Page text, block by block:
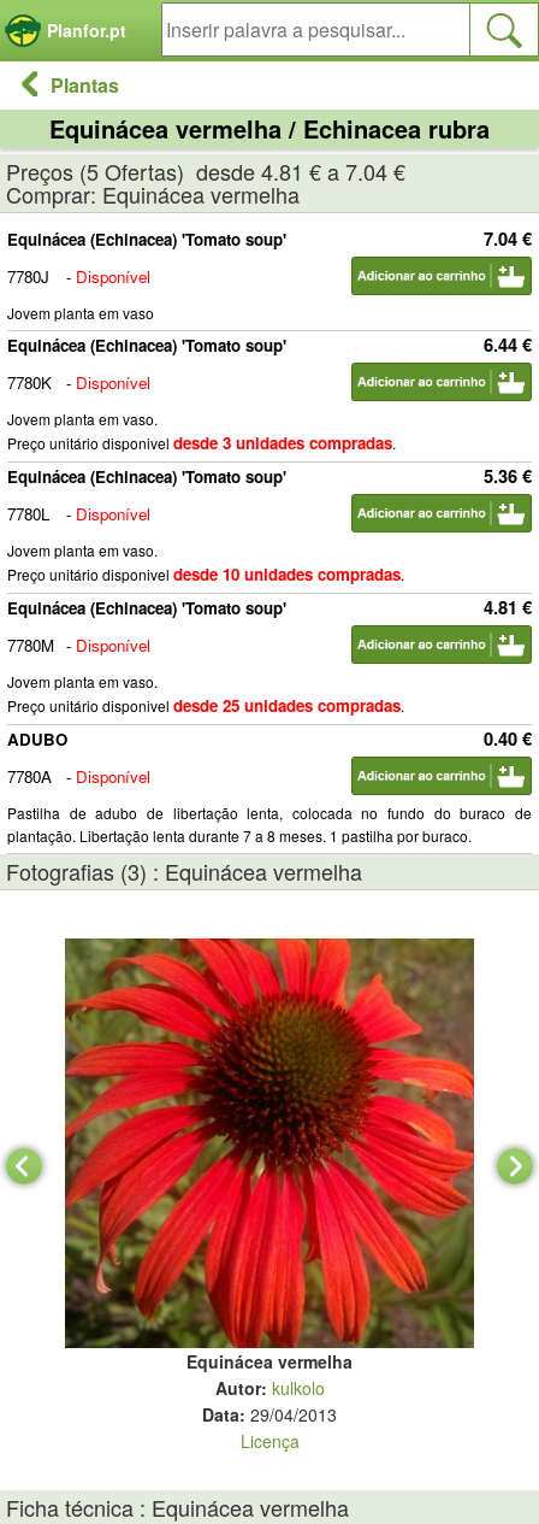
Planfor.pt
Plantas
Equinácea vermelha / Echinacea rubra
Preços (5 Ofertas) desde 4.81 € a 7.04 €
Comprar: Equinácea vermelha
7.04 €
Equinácea (Echinacea) 'Tomato soup'
7780J
- Disponível
Jovem planta em vaso
6.44 €
Equinácea (Echinacea) 'Tomato soup'
7780K
- Disponível
Jovem planta em vaso.
Preço unitário disponivel desde 3 unidades compradas.
5.36 €
Equinácea (Echinacea) 'Tomato soup'
7780L
- Disponível
Jovem planta em vaso.
Preço unitário disponivel desde 10 unidades compradas.
4.81 €
Equinácea (Echinacea) 'Tomato soup'
7780M - Disponível
Jovem planta em vaso.
Preço unitário disponivel desde 25 unidades compradas.
0.40 €
ADUBO
7780A
- Disponível
Pastilha de adubo de libertação lenta, colocada no fundo do buraco de
plantação. Libertação lenta durante 7 a 8 meses. 1 pastilha por buraco.
Fotografias (3) : Equinácea vermelha
Equinácea vermelha
Autor: kulkolo
Data: 29/04/2013
Licença
Ficha técnica : Equinácea vermelha
Painel de Gerenciamento de Cookies